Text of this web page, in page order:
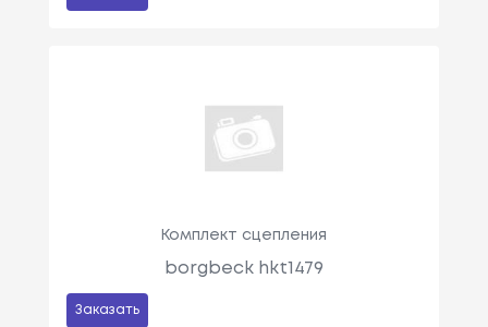
Комплект сцепления
borgbeck hkt1479
Заказать